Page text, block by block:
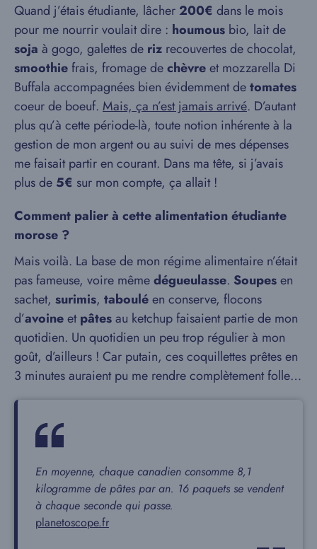
Quand j’étais étudiante, lâcher 200€ dans le mois
pour me nourrir voulait dire : houmous bio, lait de
soja à gogo, galettes de riz recouvertes de chocolat,
smoothiefrais, fromage dechèvreet mozzarella Di
Buffala accompagnées bien évidemment detomates
coeur de boeuf. Mais, ça n’est jamais arrivé. D’autant
plus qu’à cette période-là, toute notion inhérente à la
gestion de mon argent ou au suivi de mes dépenses
me faisait partir en courant. Dans ma tête, si j’avais
plus de 5€ sur mon compte, ça allait !
Comment palier à cette alimentation étudiante
morose ?
Mais voilà. La base de mon régime alimentaire n’était
pas fameuse, voire mêmedégueulasse. Soupesen
sachet, surimis, tabouléen conserve, flocons
d’avoineetpâtesau ketchup faisaient partie de mon
quotidien. Un quotidien un peu trop régulier à mon
goût, d’ailleurs ! Car putain, ces coquillettes prêtes en
3 minutes auraient pu me rendre complètement folle…
En moyenne, chaque canadien consomme 8,1
kilogramme de pâtes par an. 16 paquets se vendent
à chaque seconde qui passe.
planetoscope.fr